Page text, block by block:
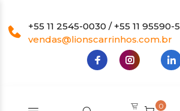
+55 11 2545-0030 / +55 11 95590-
vendas@lionscarrinhos.com.br
0